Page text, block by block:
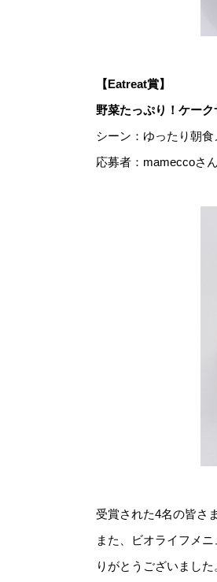
【Eatreat賞】
野菜たっぷり！ケーク
シーン：ゆったり朝食
応募者：mameccoさん
受賞された4名の皆さ
また、ビオライフメ
りがとうございました